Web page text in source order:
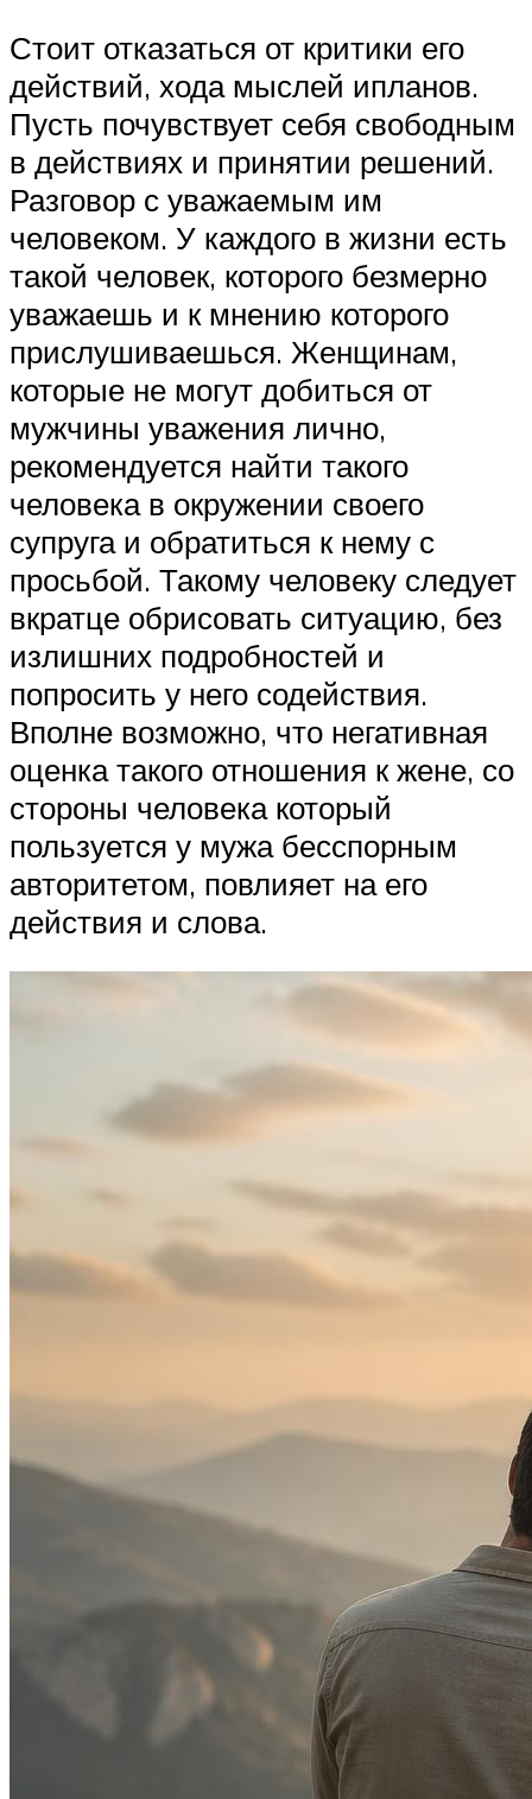
Стоит отказаться от критики его
действий, хода мыслей ипланов.
Пусть почувствует себя свободным
в действиях и принятии решений.
Разговор с уважаемым им
человеком. У каждого в жизни есть
такой человек, которого безмерно
уважаешь и к мнению которого
прислушиваешься. Женщинам,
которые не могут добиться от
мужчины уважения лично,
рекомендуется найти такого
человека в окружении своего
супруга и обратиться к нему с
просьбой. Такому человеку следует
вкратце обрисовать ситуацию, без
излишних подробностей и
попросить у него содействия.
Вполне возможно, что негативная
оценка такого отношения к жене, со
стороны человека который
пользуется у мужа бесспорным
авторитетом, повлияет на его
действия и слова.